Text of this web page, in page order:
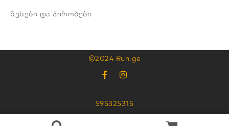
წესები და პირობები
©2024 Run.ge
595325315